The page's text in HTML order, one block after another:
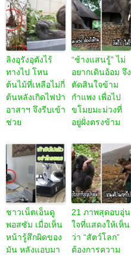
ลิงอุรังอุตังไร้
ทางไป โหน
ต้นไม้ที่เหลือไม่กี่
ต้นหลังเกิดไฟป่า
อาสาฯ จึงรีบเข้า
ช่วย
“ช้างแสนรู้” ไม่
อยากเดินอ้อม จึง
ตัดสินใจข้าม
กำแพง เพื่อไป
ขโมยมะม่วงที่
อยู่ฝั่งตรงข้าม
ชาวเน็ตเอ็นดู
พอสซัม เมื่อเห็น
หน้ารู้สึกผิดของ
มัน หลังแอบมา
21 ภาพสุดอบอุ่น
ใจที่แสดงให้เห็น
ว่า “สัตว์โลก”
ต้องการความ